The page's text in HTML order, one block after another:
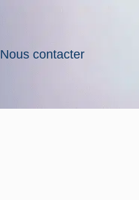
Nous contacter